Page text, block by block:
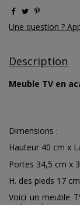
Une question ?
Description
Meuble TV en
Dimensions :
Hauteur 40 cm x
Portes 34,5 cm x
H. des pieds 17 cm
Voici un meuble